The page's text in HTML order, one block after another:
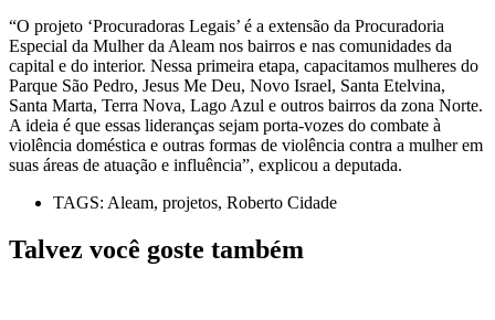
“O projeto ‘Procuradoras Legais’ é a extensão da Procuradoria
Especial da Mulher da Aleam nos bairros e nas comunidades da
capital e do interior. Nessa primeira etapa, capacitamos mulheres do
Parque São Pedro, Jesus Me Deu, Novo Israel, Santa Etelvina,
Santa Marta, Terra Nova, Lago Azul e outros bairros da zona Norte.
A ideia é que essas lideranças sejam porta-vozes do combate à
violência doméstica e outras formas de violência contra a mulher em
suas áreas de atuação e influência”, explicou a deputada.
TAGS: Aleam, projetos, Roberto Cidade
Talvez você goste também